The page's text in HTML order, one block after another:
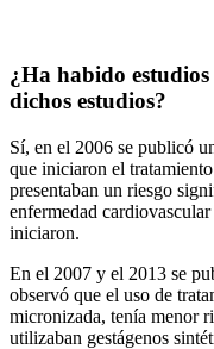
¿Ha habido
dichos estudios?
Sí, en el 2006 se publicó
que iniciaron el
presentaban un riesgo
enfermedad
iniciaron.
En el 2007 y el 2013 se
observó que el uso de
micronizada, tenía menor
utilizaban gestágenos